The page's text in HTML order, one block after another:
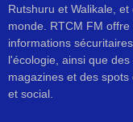
Rutshuru et Walikale,
monde. RTCM FM
informations
l'écologie, ainsi que
magazines et des
et social.